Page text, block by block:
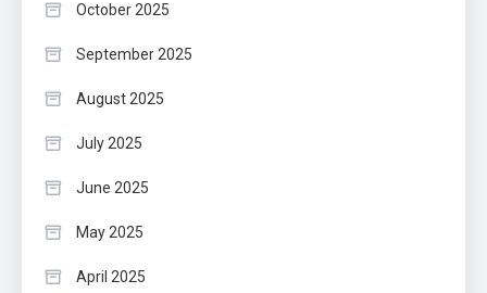
October 2025
September 2025
August 2025
July 2025
June 2025
May 2025
April 2025